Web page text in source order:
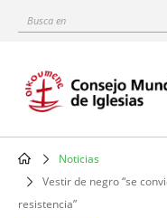
content
Busca
Main
navigation
Noticias
Vestir de negro “se
resistencia”